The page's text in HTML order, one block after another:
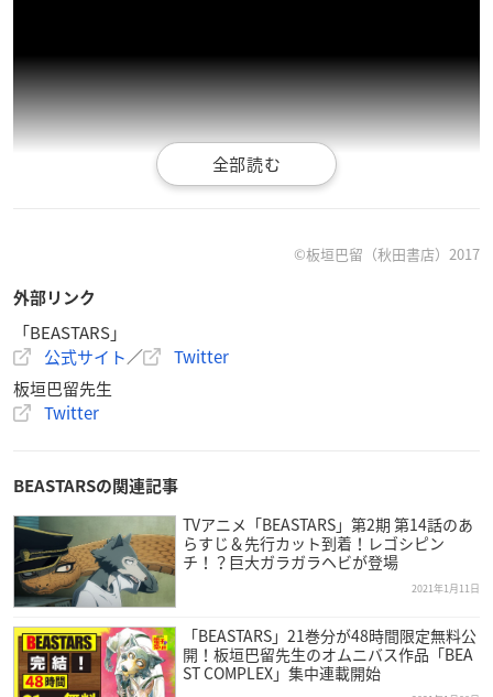
商品概要
価格：1,049円
発売日：2021/01/08
▼ご予約・ご購入はこちらから
アニメイト
©板垣巴留（秋田書店）2017
外部リンク
「BEASTARS」
公式サイト／
Twitter
板垣巴留先生
Twitter
BEASTARSの関連記事
TVアニメ「BEASTARS」第2期 第14話のあ
らすじ＆先行カット到着！レゴシピン
チ！？巨大ガラガラヘビが登場
2021年1月11日
「BEASTARS」21巻分が48時間限定無料公
開！板垣巴留先生のオムニバス作品「BEA
ST COMPLEX」集中連載開始